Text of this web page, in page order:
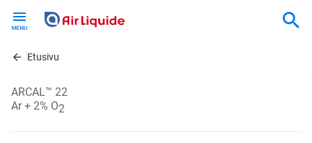
contentEtusivu
ARCAL™ 22
Ar + 2% O2